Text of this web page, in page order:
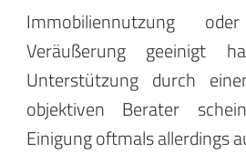
Immobiliennutzung
Veräußerung geeinigt
Unterstützung durch
objektiven Berater
Einigung oftmals allerdings